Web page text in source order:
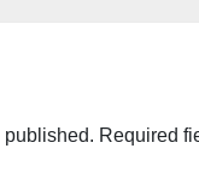
published. Required